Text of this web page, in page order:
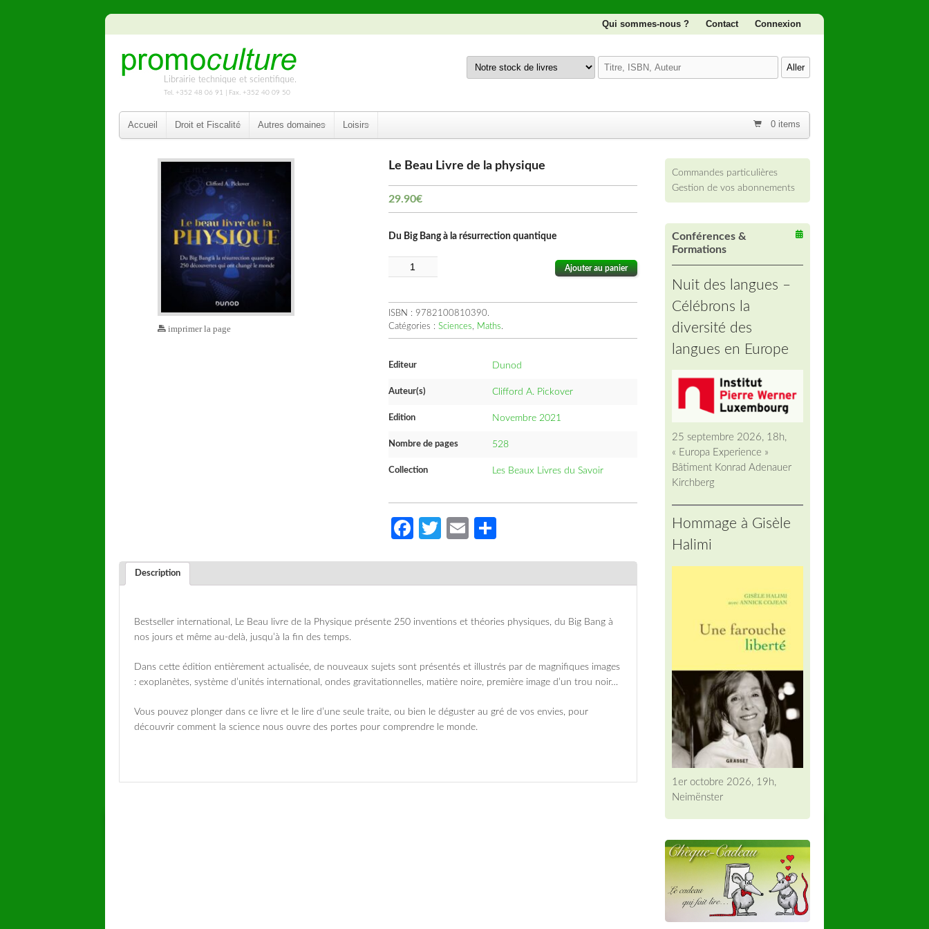
Qui sommes-nous ? Contact Connexion
Librairie technique et scientifique.
Tel. +352 48 06 91 | Fax. +352 40 09 50
0 items
Accueil Droit et Fiscalité Autres domaines Loisirs
imprimer la page
Le Beau Livre de la physique
29.90€
Du Big Bang à la résurrection quantique
Ajouter au panier
ISBN : 9782100810390.
Catégories : Sciences, Maths.
Editeur Dunod
Auteur(s) Clifford A. Pickover
Edition Novembre 2021
Nombre de pages 528
Collection Les Beaux Livres du Savoir
Facebook
Twitter
Email
Description
Bestseller international, Le Beau livre de la Physique présente 250 inventions et théories physiques, du Big Bang à
nos jours et même au-delà, jusqu’à la fin des temps.
Dans cette édition entièrement actualisée, de nouveaux sujets sont présentés et illustrés par de magnifiques images
: exoplanètes, système d’unités international, ondes gravitationnelles, matière noire, première image d’un trou noir…
Vous pouvez plonger dans ce livre et le lire d’une seule traite, ou bien le déguster au gré de vos envies, pour
découvrir comment la science nous ouvre des portes pour comprendre le monde.
Commandes particulières
Gestion de vos abonnements
Conférences &
Formations
Nuit des langues –
Célébrons la
diversité des
langues en Europe
25 septembre 2026, 18h,
« Europa Experience »
Bâtiment Konrad Adenauer
Kirchberg
Hommage à Gisèle
Halimi
1er octobre 2026, 19h,
Neimënster